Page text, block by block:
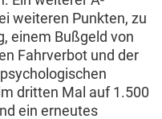
weiteren Punkten, zu
einem Bußgeld von
Fahrverbot und der
dritten Mal auf 1.500
ein erneutes